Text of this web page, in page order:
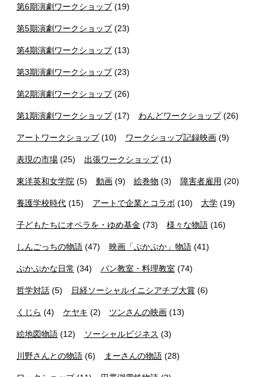
第6期演劇ワークショップ(19)
第5期演劇ワークショップ(23)
第4期演劇ワークショップ(13)
第3期演劇ワークショップ(23)
第2期演劇ワークショップ(26)
第1期演劇ワークショップ(17) わんどワークショップ(26)
アートワークショップ(10) ワークショップ記録映画(9)
表現の市場 (25) 出張ワークショップ(1)
東洋英和女学院 (5) 動画(9) 絵巻物 (3) 障害者雇用 (20)
養護学校時代 (15) アートで企業とコラボ (10) 大学 (19)
子どもたちにオペラを・ゆめ基金 (73) 様々な物語(16)
しんごっちの物語 (47) 映画「ぷかぷか」物語(41)
ぷかぷかな日常 (34) パン教室・料理教室 (74)
哲学対話 (5) 日経ソーシャルイニシアチブ大賞(6)
くじら (4) ケヤキ (2) ツンさんの映画 (13)
絵地図物語 (12) ソーシャルビジネス (3)
川野さんとの物語 (6) まーさんの物語(28)